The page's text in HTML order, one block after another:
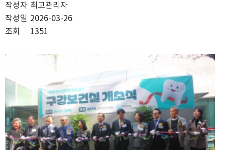
작성자 최고관리자
작성일 2026-03-26
조회
1351